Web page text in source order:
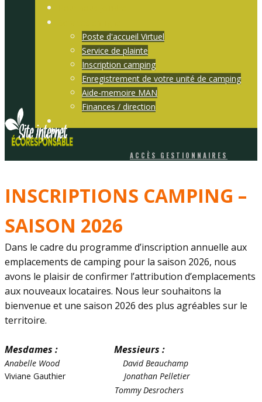
Poste d'accueil Virtuel
Service de plainte
Inscription camping
Enregistrement de votre unité de camping
Aide-memoire MAN
Finances / direction
ACCÈS GESTIONNAIRES
INSCRIPTIONS CAMPING –
SAISON 2026
Dans le cadre du programme d’inscription annuelle aux
emplacements de camping pour la saison 2026, nous
avons le plaisir de confirmer l’attribution d’emplacements
aux nouveaux locataires. Nous leur souhaitons la
bienvenue et une saison 2026 des plus agréables sur le
territoire.
Mesdames : Messieurs :
Anabelle Wood David Beauchamp
Viviane Gauthier Jonathan Pelletier
Tommy Desrochers